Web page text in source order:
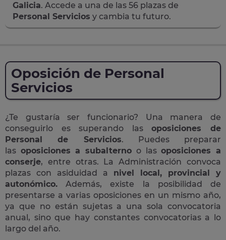
Galicia. Accede a una de las 56 plazas de
Personal Servicios y cambia tu futuro.
Oposición de Personal
Servicios
¿Te gustaría ser funcionario? Una manera de
conseguirlo es superando lasoposiciones de
Personal de Servicios. Puedes preparar
las oposiciones a subalterno o lasoposiciones a
conserje, entre otras. La Administración convoca
plazas con asiduidad a nivel local, provincial y
autonómico. Además, existe la posibilidad de
presentarse a varias oposiciones en un mismo año,
ya que no están sujetas a una sola convocatoria
anual, sino que hay constantes convocatorias a lo
largo del año.